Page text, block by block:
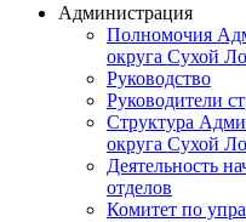
Администрация
Полномочия
округа Сухой
Руководство
Руководители
Структура
округа Сухой
Деятельность
отделов
Комитет по